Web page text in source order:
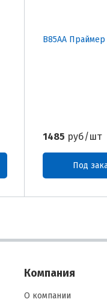
B85AA Праймер
1485 руб/шт
Под
Компания
О компании